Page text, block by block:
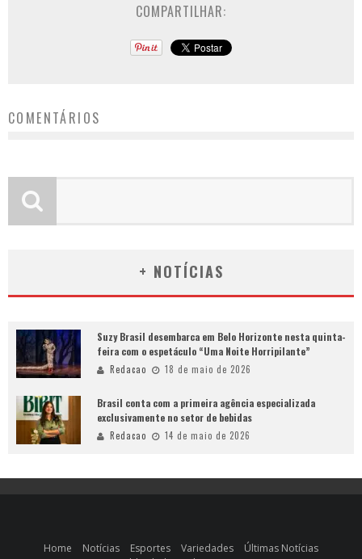
COMPARTILHAR:
COMENTÁRIOS
+ NOTÍCIAS
Suzy Brasil desembarca em Belo Horizonte nesta quinta-
feira com o espetáculo “Uma Noite Horripilante”
Redacao 18 de maio de 2026
Brasil conta com a primeira agência especializada
exclusivamente no setor de bebidas
Redacao 14 de maio de 2026
Home Notícias Esportes Variedades
Últimas Notícias